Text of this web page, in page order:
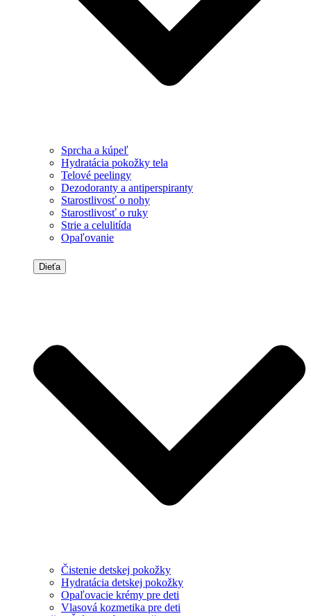
Sprcha a kúpeľ
Hydratácia pokožky tela
Telové peelingy
Dezodoranty a antiperspiranty
Starostlivosť o nohy
Starostlivosť o ruky
Strie a celulitída
Opaľovanie
Dieťa
Čistenie detskej pokožky
Hydratácia detskej pokožky
Opaľovacie krémy pre deti
Vlasová kozmetika pre deti